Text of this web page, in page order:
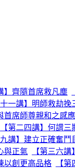
】齊隨首席救凡塵
十一講】明師救劫挽
首席師尊親和之感應
【第二四講】何謂三
九講】建立正確奮鬥
與正氣 【第三六
以創更高品格 【